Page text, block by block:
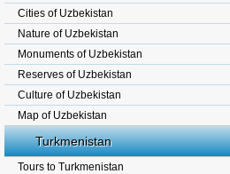
Cities of Uzbekistan
Nature of Uzbekistan
Monuments of Uzbekistan
Reserves of Uzbekistan
Culture of Uzbekistan
Map of Uzbekistan
Turkmenistan
Tours to Turkmenistan